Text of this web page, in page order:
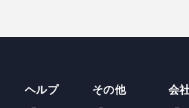
ヘルプ その他 会